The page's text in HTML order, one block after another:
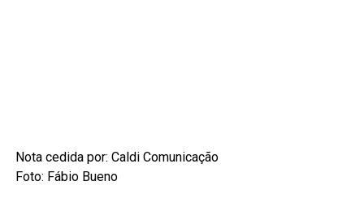
Nota cedida por: Caldi Comunicação
Foto: Fábio Bueno